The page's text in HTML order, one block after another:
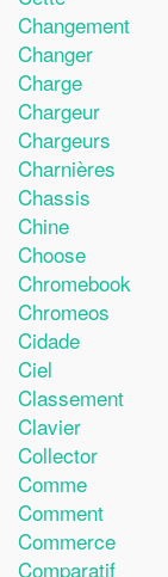
Changement
Changer
Charge
Chargeur
Chargeurs
Charnières
Chassis
Chine
Choose
Chromebook
Chromeos
Cidade
Ciel
Classement
Clavier
Collector
Comme
Comment
Commerce
Comparatif